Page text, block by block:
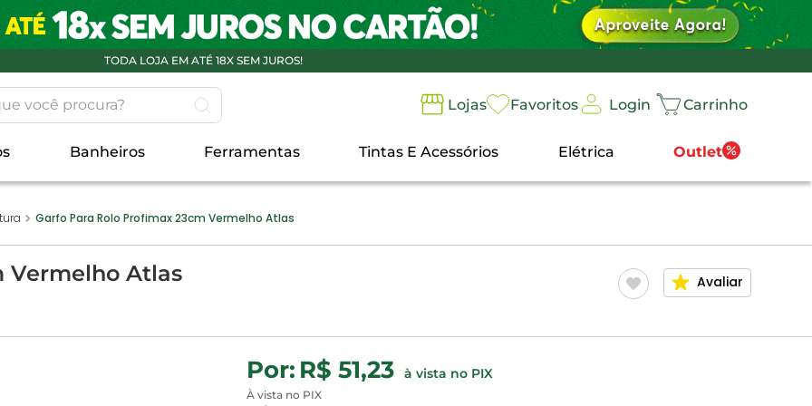
TODA LOJA EM ATÉ 18X SEM JUROS!
você procura?
Lojas Favoritos Login Carrinho
Banheiros Ferramentas Tintas E Acessórios Elétrica Outlet
Garfo Para Rolo Profimax 23cm Vermelho Atlas
Vermelho Atlas Avaliar
R$ 51,23
À vista no PIX